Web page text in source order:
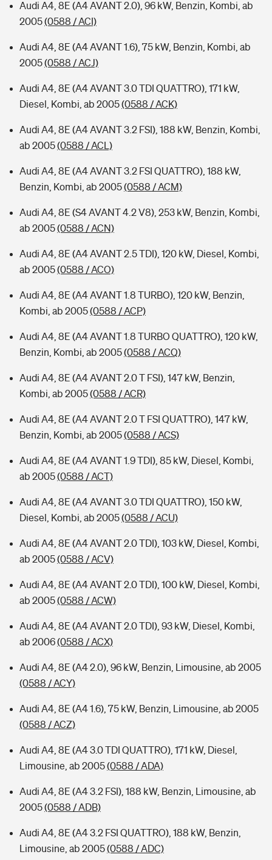
Audi A4, 8E (A4 AVANT 2.0), 96 kW, Benzin, Kombi, ab
2005(0588 / ACI)
Audi A4, 8E (A4 AVANT 1.6), 75 kW, Benzin, Kombi, ab
2005(0588 / ACJ)
Audi A4, 8E (A4 AVANT 3.0 TDI QUATTRO), 171 kW,
Diesel, Kombi, ab 2005(0588 / ACK)
Audi A4, 8E (A4 AVANT 3.2 FSI), 188 kW, Benzin, Kombi,
ab 2005(0588 / ACL)
Audi A4, 8E (A4 AVANT 3.2 FSI QUATTRO), 188 kW,
Benzin, Kombi, ab 2005(0588 / ACM)
Audi A4, 8E (S4 AVANT 4.2 V8), 253 kW, Benzin, Kombi,
ab 2005(0588 / ACN)
Audi A4, 8E (A4 AVANT 2.5 TDI), 120 kW, Diesel, Kombi,
ab 2005(0588 / ACO)
Audi A4, 8E (A4 AVANT 1.8 TURBO), 120 kW, Benzin,
Kombi, ab 2005(0588 / ACP)
Audi A4, 8E (A4 AVANT 1.8 TURBO QUATTRO), 120 kW,
Benzin, Kombi, ab 2005(0588 / ACQ)
Audi A4, 8E (A4 AVANT 2.0 T FSI), 147 kW, Benzin,
Kombi, ab 2005(0588 / ACR)
Audi A4, 8E (A4 AVANT 2.0 T FSI QUATTRO), 147 kW,
Benzin, Kombi, ab 2005(0588 / ACS)
Audi A4, 8E (A4 AVANT 1.9 TDI), 85 kW, Diesel, Kombi,
ab 2005(0588 / ACT)
Audi A4, 8E (A4 AVANT 3.0 TDI QUATTRO), 150 kW,
Diesel, Kombi, ab 2005(0588 / ACU)
Audi A4, 8E (A4 AVANT 2.0 TDI), 103 kW, Diesel, Kombi,
ab 2005(0588 / ACV)
Audi A4, 8E (A4 AVANT 2.0 TDI), 100 kW, Diesel, Kombi,
ab 2005(0588 / ACW)
Audi A4, 8E (A4 AVANT 2.0 TDI), 93 kW, Diesel, Kombi,
ab 2006(0588 / ACX)
Audi A4, 8E (A4 2.0), 96 kW, Benzin, Limousine, ab 2005
(0588 / ACY)
Audi A4, 8E (A4 1.6), 75 kW, Benzin, Limousine, ab 2005
(0588 / ACZ)
Audi A4, 8E (A4 3.0 TDI QUATTRO), 171 kW, Diesel,
Limousine, ab 2005(0588 / ADA)
Audi A4, 8E (A4 3.2 FSI), 188 kW, Benzin, Limousine, ab
2005(0588 / ADB)
Audi A4, 8E (A4 3.2 FSI QUATTRO), 188 kW, Benzin,
Limousine, ab 2005(0588 / ADC)